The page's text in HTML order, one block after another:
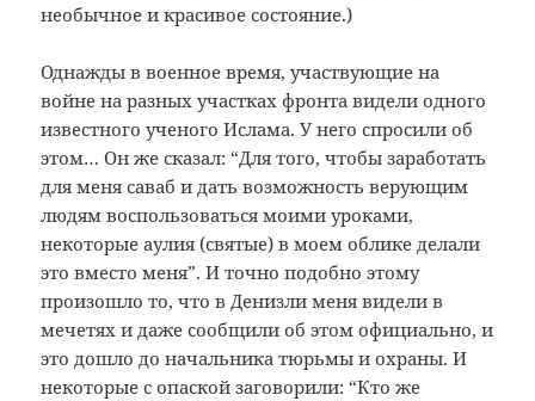
необычное и красивое состояние.)
Однажды в военное время, участвующие на
войне на разных участках фронта видели одного
известного ученого Ислама. У него спросили об
этом… Он же сказал: “Для того, чтобы заработать
для меня саваб и дать возможность верующим
людям воспользоваться моими уроками,
некоторые аулия (святые) в моем облике делали
это вместо меня”. И точно подобно этому
произошло то, что в Денизли меня видели в
мечетях и даже сообщили об этом официально, и
это дошло до начальника тюрьмы и охраны. И
некоторые с опаской заговорили: “Кто же